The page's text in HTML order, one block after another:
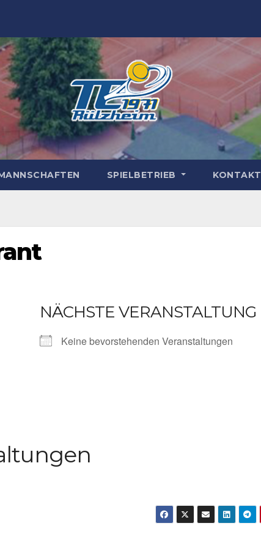
SPIELBETRIEB KONTAKT
NÄCHSTE VERANSTALTUNG
Keine bevorstehenden Veranstaltungen